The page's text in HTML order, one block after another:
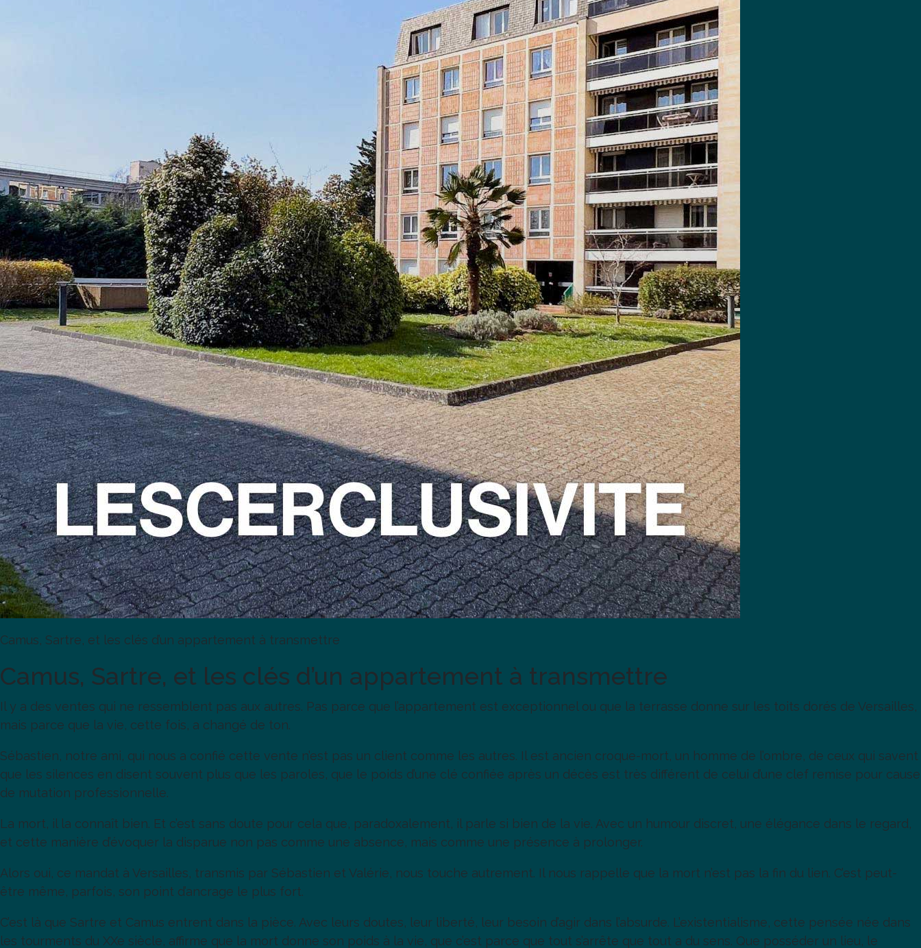
Camus, Sartre, et les clés d’un appartement à transmettre
Camus, Sartre, et les clés d’un appartement à transmettre
Il y a des ventes qui ne ressemblent pas aux autres. Pas parce que l’appartement est exceptionnel ou que la terrasse donne sur les toits dorés de Versailles,
mais parce que la vie, cette fois, a changé de ton.
Sébastien, notre ami, qui nous a confié cette vente n’est pas un client comme les autres. Il est ancien croque-mort, un homme de l’ombre, de ceux qui savent
que les silences en disent souvent plus que les paroles, que le poids d’une clé confiée après un décès est très différent de celui d’une clef remise pour cause
de mutation professionnelle.
La mort, il la connaît bien. Et c’est sans doute pour cela que, paradoxalement, il parle si bien de la vie. Avec un humour discret, une élégance dans le regard,
et cette manière d’évoquer la disparue non pas comme une absence, mais comme une présence à prolonger.
Alors oui, ce mandat à Versailles, transmis par Sébastien et Valérie, nous touche autrement. Il nous rappelle que la mort n’est pas la fin du lien. C’est peut-
être même, parfois, son point d’ancrage le plus fort.
C’est là que Sartre et Camus entrent dans la pièce. Avec leurs doutes, leur liberté, leur besoin d’agir dans l’absurde. L’existentialisme, cette pensée née dans
les tourments du XXe siècle, affirme que la mort donne son poids à la vie, que c’est parce que tout s’arrête que tout a du sens. Que posséder un lieu, le